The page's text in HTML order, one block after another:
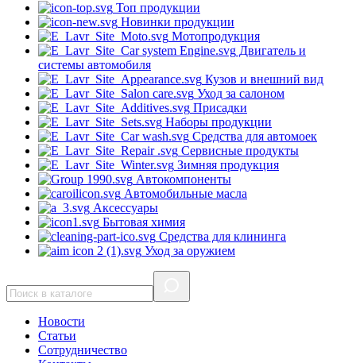
Топ продукции
Новинки продукции
Мотопродукция
Двигатель и
системы автомобиля
Кузов и внешний вид
Уход за салоном
Присадки
Наборы продукции
Средства для автомоек
Сервисные продукты
Зимняя продукция
Автокомпоненты
Автомобильные масла
Аксессуары
Бытовая химия
Средства для клининга
Уход за оружием
Новости
Статьи
Сотрудничество